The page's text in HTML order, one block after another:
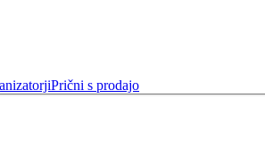
Prični s prodajo